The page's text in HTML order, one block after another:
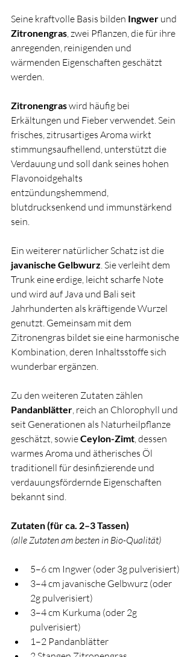
Seine kraftvolle Basis bilden Ingwer und
Zitronengras, zwei Pflanzen, die für ihre
anregenden, reinigenden und
wärmenden Eigenschaften geschätzt
werden.
Zitronengras wird häufig bei
Erkältungen und Fieber verwendet. Sein
frisches, zitrusartiges Aroma wirkt
stimmungsaufhellend, unterstützt die
Verdauung und soll dank seines hohen
Flavonoidgehalts
entzündungshemmend,
blutdrucksenkend und immunstärkend
sein.
Ein weiterer natürlicher Schatz ist die
javanische Gelbwurz. Sie verleiht dem
Trunk eine erdige, leicht scharfe Note
und wird auf Java und Bali seit
Jahrhunderten als kräftigende Wurzel
genutzt. Gemeinsam mit dem
Zitronengras bildet sie eine harmonische
Kombination, deren Inhaltsstoffe sich
wunderbar ergänzen.
Zu den weiteren Zutaten zählen
Pandanblätter, reich an Chlorophyll und
seit Generationen als Naturheilpflanze
geschätzt, sowie Ceylon-Zimt, dessen
warmes Aroma und ätherisches Öl
traditionell für desinfizierende und
verdauungsfördernde Eigenschaften
bekannt sind.
Zutaten (für ca. 2–3 Tassen)
(alle Zutaten am besten in Bio-Qualität)
5–6 cm Ingwer (oder 3g pulverisiert)
3–4 cm javanische Gelbwurz (oder
2g pulverisiert)
3–4 cm Kurkuma (oder 2g
pulverisiert)
1–2 Pandanblätter